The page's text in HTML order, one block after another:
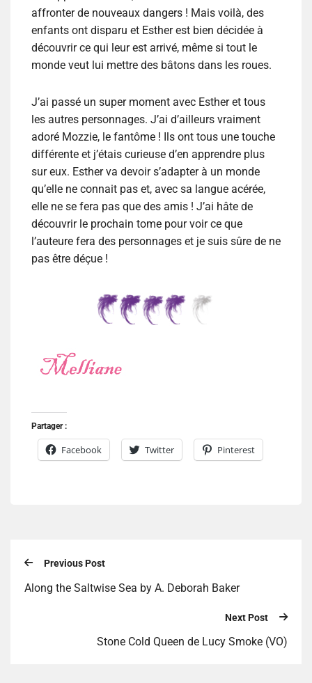
affronter de nouveaux dangers ! Mais voilà, des
enfants ont disparu et Esther est bien décidée à
découvrir ce qui leur est arrivé, même si tout le
monde veut lui mettre des bâtons dans les roues.
J’ai passé un super moment avec Esther et tous
les autres personnages. J’ai d’ailleurs vraiment
adoré Mozzie, le fantôme ! Ils ont tous une touche
différente et j’étais curieuse d’en apprendre plus
sur eux. Esther va devoir s’adapter à un monde
qu’elle ne connait pas et, avec sa langue acérée,
elle ne se fera pas que des amis ! J’ai hâte de
découvrir le prochain tome pour voir ce que
l’auteure fera des personnages et je suis sûre de ne
pas être déçue !
Partager :
Facebook Twitter Pinterest
Previous Post
Along the Saltwise Sea by A. Deborah Baker
Next Post
Stone Cold Queen de Lucy Smoke (VO)